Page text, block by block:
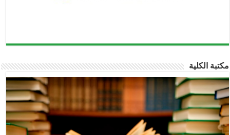
مكتبة الكلية